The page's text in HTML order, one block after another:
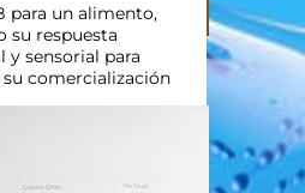
para un alimento,
su respuesta
y sensorial para
comercialización